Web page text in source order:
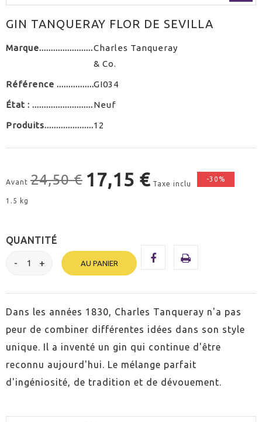
GIN TANQUERAY FLOR DE SEVILLA
Marque
Charles Tanqueray
& Co.
Référence GI034
État : Neuf
Produits 12
Avant 24,50 € 17,15 € Taxe inclu
-30%
1.5 kg
QUANTITÉ
AU PANIER
Dans les années 1830, Charles Tanqueray n'a pas
peur de combiner différentes idées dans son style
unique. Il a inventé un gin qui continue d'être
reconnu aujourd'hui. Le mélange parfait
d'ingéniosité, de tradition et de dévouement.